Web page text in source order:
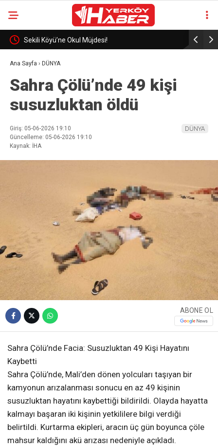
Sekili Köyü’ne Okul Müjdesi! 29 Yıllık
Ana Sayfa › DÜNYA
Sahra Çölü’nde 49 kişi
susuzluktan öldü
Giriş: 05-06-2026 19:10
Güncelleme: 05-06-2026 19:10
Kaynak: İHA
DÜNYA
ABONE OL
Sahra Çölü’nde Facia: Susuzluktan 49 Kişi Hayatını
Kaybetti
Sahra Çölü’nde, Mali’den dönen yolcuları taşıyan bir
kamyonun arızalanması sonucu en az 49 kişinin
susuzluktan hayatını kaybettiği bildirildi. Olayda hayatta
kalmayı başaran iki kişinin yetkililere bilgi verdiği
belirtildi. Kurtarma ekipleri, aracın üç gün boyunca çöle
mahsur kaldığını akü arızası nedeniyle açıkladı.